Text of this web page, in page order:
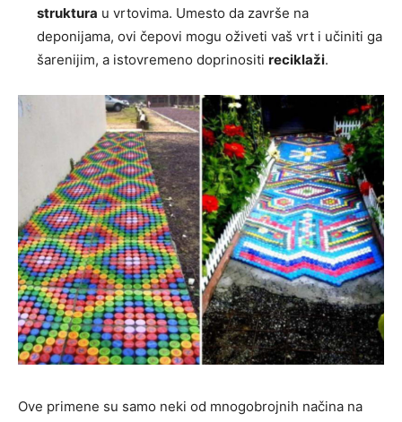
struktura u vrtovima. Umesto da završe na
deponijama, ovi čepovi mogu oživeti vaš vrt i učiniti ga
šarenijim, a istovremeno doprinositi reciklaži.
Ove primene su samo neki od mnogobrojnih načina na